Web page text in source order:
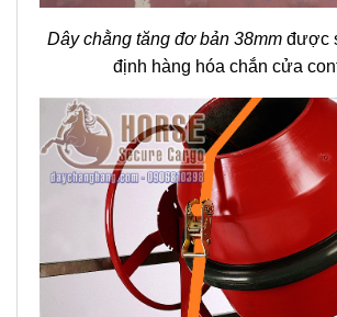
Dây chằng tăng đơ bản 38mmđược
định hàng hóa chắn cửa